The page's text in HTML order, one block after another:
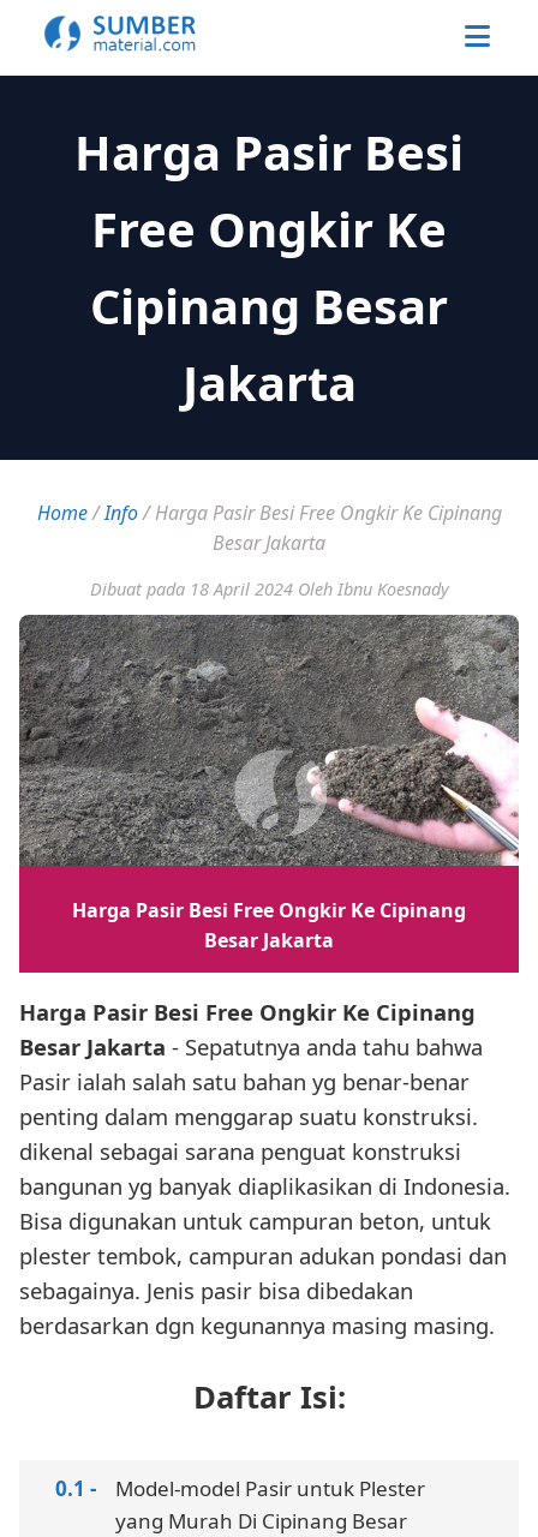
Harga Pasir Besi
Free Ongkir Ke
Cipinang Besar
Jakarta
Home/Info/Harga Pasir Besi Free Ongkir Ke Cipinang
Besar Jakarta
Dibuat pada 18 April 2024 Oleh Ibnu Koesnady
Harga Pasir Besi Free Ongkir Ke Cipinang
Besar Jakarta
Harga Pasir Besi Free Ongkir Ke Cipinang
Besar Jakarta - Sepatutnya anda tahu bahwa
Pasir ialah salah satu bahan yg benar-benar
penting dalam menggarap suatu konstruksi.
dikenal sebagai sarana penguat konstruksi
bangunan yg banyak diaplikasikan di Indonesia.
Bisa digunakan untuk campuran beton, untuk
plester tembok, campuran adukan pondasi dan
sebagainya. Jenis pasir bisa dibedakan
berdasarkan dgn kegunannya masing masing.
Daftar Isi:
Model-model Pasir untuk Plester
yang Murah Di Cipinang Besar